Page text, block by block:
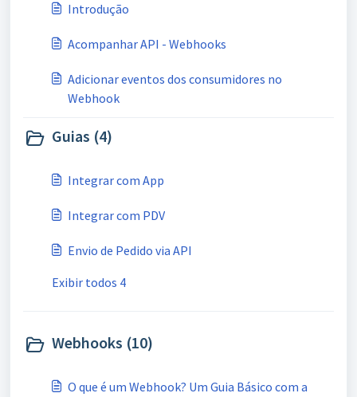
Introdução
Acompanhar API - Webhooks
Adicionar eventos dos consumidores no
Webhook
Guias (4)
Integrar com App
Integrar com PDV
Envio de Pedido via API
Exibir todos 4
Webhooks (10)
O que é um Webhook? Um Guia Básico com a